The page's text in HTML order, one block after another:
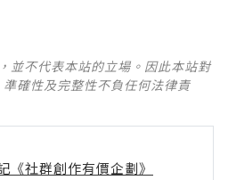
並不代表本站的立場。因此本站對
確性及完整性不負任何法律責
《社群創作有價企劃》